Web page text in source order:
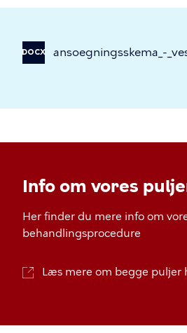
DOCX ansoegningsskema_-
Info om vores
Her finder du mere info om
behandlingsprocedure
Læs mere om begge puljer